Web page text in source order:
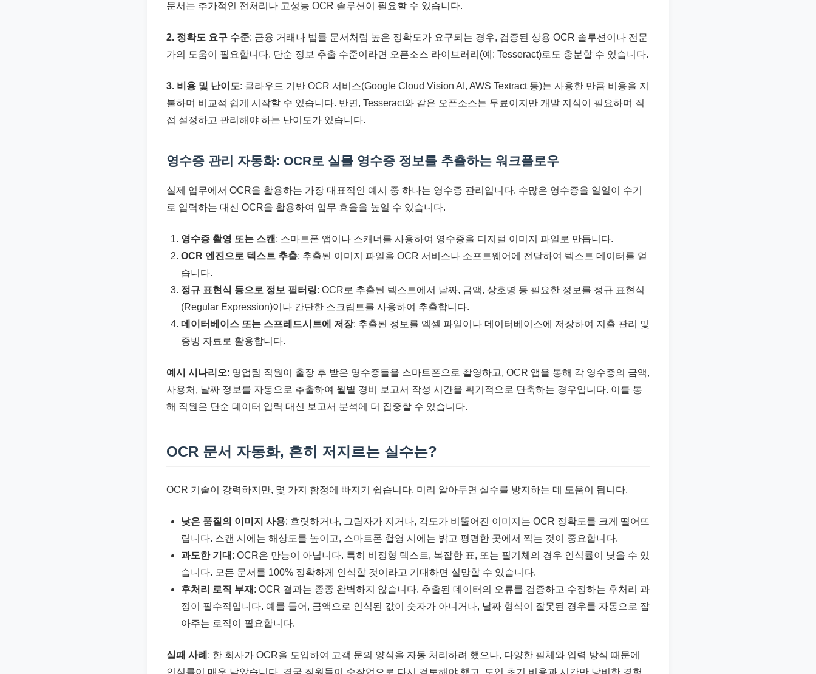
문서는 추가적인 전처리나 고성능 OCR 솔루션이 필요할 수 있습니다.
2. 정확도 요구 수준: 금융 거래나 법률 문서처럼 높은 정확도가 요구되는 경우, 검증된 상용 OCR 솔루션이나 전문
가의 도움이 필요합니다. 단순 정보 추출 수준이라면 오픈소스 라이브러리(예: Tesseract)로도 충분할 수 있습니다.
3. 비용 및 난이도: 클라우드 기반 OCR 서비스(Google Cloud Vision AI, AWS Textract 등)는 사용한 만큼 비용을 지
불하며 비교적 쉽게 시작할 수 있습니다. 반면, Tesseract와 같은 오픈소스는 무료이지만 개발 지식이 필요하며 직
접 설정하고 관리해야 하는 난이도가 있습니다.
영수증 관리 자동화: OCR로 실물 영수증 정보를 추출하는 워크플로우
실제 업무에서 OCR을 활용하는 가장 대표적인 예시 중 하나는 영수증 관리입니다. 수많은 영수증을 일일이 수기
로 입력하는 대신 OCR을 활용하여 업무 효율을 높일 수 있습니다.
영수증 촬영 또는 스캔 : 스마트폰 앱이나 스캐너를 사용하여 영수증을 디지털 이미지 파일로 만듭니다.
OCR 엔진으로 텍스트 추출: 추출된 이미지 파일을 OCR 서비스나 소프트웨어에 전달하여 텍스트 데이터를 얻
습니다.
정규 표현식 등으로 정보 필터링: OCR로 추출된 텍스트에서 날짜, 금액, 상호명 등 필요한 정보를 정규 표현식
(Regular Expression)이나 간단한 스크립트를 사용하여 추출합니다.
데이터베이스 또는 스프레드시트에 저장: 추출된 정보를 엑셀 파일이나 데이터베이스에 저장하여 지출 관리 및
증빙 자료로 활용합니다.
예시 시나리오: 영업팀 직원이 출장 후 받은 영수증들을 스마트폰으로 촬영하고, OCR 앱을 통해 각 영수증의 금액,
사용처, 날짜 정보를 자동으로 추출하여 월별 경비 보고서 작성 시간을 획기적으로 단축하는 경우입니다. 이를 통
해 직원은 단순 데이터 입력 대신 보고서 분석에 더 집중할 수 있습니다.
OCR 문서 자동화, 흔히 저지르는 실수는?
OCR 기술이 강력하지만, 몇 가지 함정에 빠지기 쉽습니다. 미리 알아두면 실수를 방지하는 데 도움이 됩니다.
낮은 품질의 이미지 사용: 흐릿하거나, 그림자가 지거나, 각도가 비뚤어진 이미지는 OCR 정확도를 크게 떨어뜨
립니다. 스캔 시에는 해상도를 높이고, 스마트폰 촬영 시에는 밝고 평평한 곳에서 찍는 것이 중요합니다.
과도한 기대 : OCR은 만능이 아닙니다. 특히 비정형 텍스트, 복잡한 표, 또는 필기체의 경우 인식률이 낮을 수 있
습니다. 모든 문서를 100% 정확하게 인식할 것이라고 기대하면 실망할 수 있습니다.
후처리 로직 부재 : OCR 결과는 종종 완벽하지 않습니다. 추출된 데이터의 오류를 검증하고 수정하는 후처리 과
정이 필수적입니다. 예를 들어, 금액으로 인식된 값이 숫자가 아니거나, 날짜 형식이 잘못된 경우를 자동으로 잡
아주는 로직이 필요합니다.
실패 사례 : 한 회사가 OCR을 도입하여 고객 문의 양식을 자동 처리하려 했으나, 다양한 필체와 입력 방식 때문에
인식률이 매우 낮았습니다. 결국 직원들이 수작업으로 다시 검토해야 했고, 도입 초기 비용과 시간만 낭비한 경험